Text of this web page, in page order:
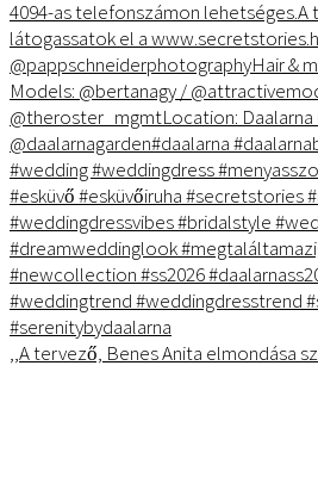
,,A tervező, Benes Anita elmondása